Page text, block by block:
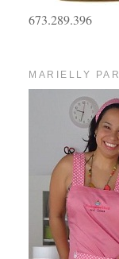
673.289.396
MARIELLY